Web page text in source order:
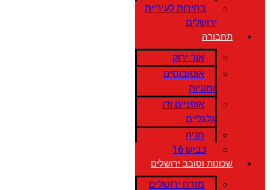
בחירות לעיריית
ירושלים
תחבורה
אור ירוק
אוטובוסים
ומוניות
אופניים ודו
גלגליים
חניה
כביש 16
שכונות וסובב ירושלים
מזרח ירושלים